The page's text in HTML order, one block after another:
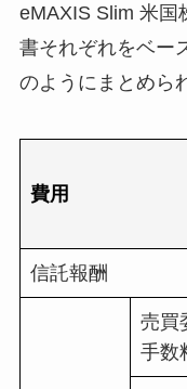
eMAXIS Slim 米国
書それぞれをベー
のようにまとめら
費用
信託報酬
売買
手数